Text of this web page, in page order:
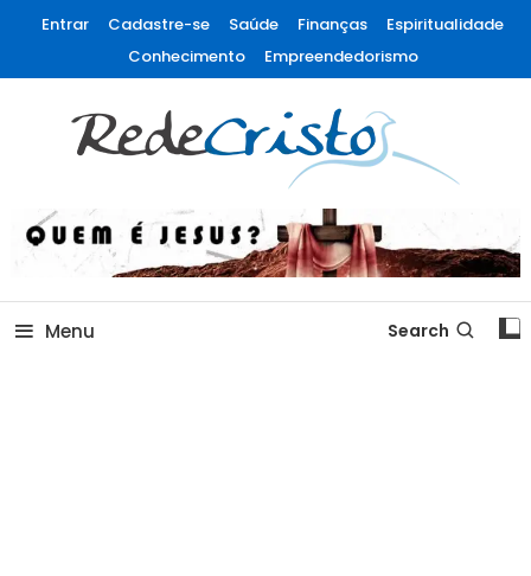
Entrar Cadastre-se Saúde Finanças
Espiritualidade
Conhecimento
Empreendedorismo
Rede Cristo
Menu Search